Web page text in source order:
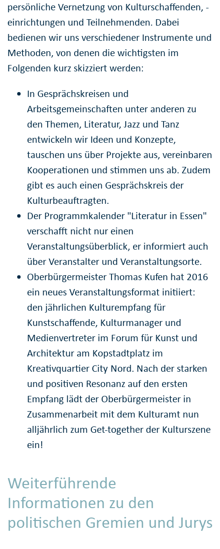
persönliche Vernetzung von Kulturschaffenden, -
einrichtungen und Teilnehmenden. Dabei
bedienen wir uns verschiedener Instrumente und
Methoden, von denen die wichtigsten im
Folgenden kurz skizziert werden:
In Gesprächskreisen und
Arbeitsgemeinschaften unter anderen zu
den Themen, Literatur, Jazz und Tanz
entwickeln wir Ideen und Konzepte,
tauschen uns über Projekte aus, vereinbaren
Kooperationen und stimmen uns ab. Zudem
gibt es auch einen Gesprächskreis der
Kulturbeauftragten.
Der Programmkalender "Literatur in Essen"
verschafft nicht nur einen
Veranstaltungsüberblick, er informiert auch
über Veranstalter und Veranstaltungsorte.
Oberbürgermeister Thomas Kufen hat 2016
ein neues Veranstaltungsformat initiiert:
den jährlichen Kulturempfang für
Kunstschaffende, Kulturmanager und
Medienvertreter im Forum für Kunst und
Architektur am Kopstadtplatz im
Kreativquartier City Nord. Nach der starken
und positiven Resonanz auf den ersten
Empfang lädt der Oberbürgermeister in
Zusammenarbeit mit dem Kulturamt nun
alljährlich zum Get-together der Kulturszene
ein!
Weiterführende
Informationen zu den
politischen Gremien und Jurys